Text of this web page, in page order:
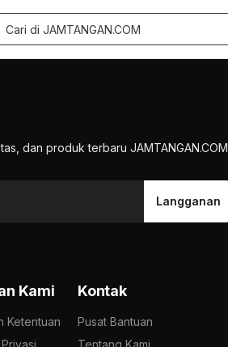
dan produk terbaru JAMTANGAN.COM
Langganan
Kami
Ketentuan
Kontak
Pusat Bantuan
Tentang Kami